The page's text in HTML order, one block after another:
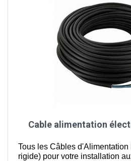
Cable alimentation
Tous les Câbles
rigide) pour votre installation